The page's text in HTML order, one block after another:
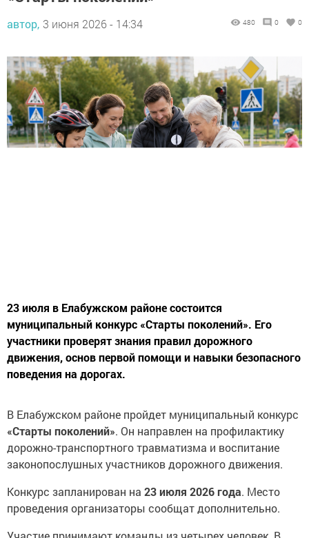
автор, 3 июня 2026 - 14:34 480 0 0
23 июля в Елабужском районе состоится
муниципальный конкурс «Старты поколений». Его
участники проверят знания правил дорожного
движения, основ первой помощи и навыки безопасного
поведения на дорогах.
В Елабужском районе пройдет муниципальный конкурс
«Старты поколений». Он направлен на профилактику
дорожно-транспортного травматизма и воспитание
законопослушных участников дорожного движения.
Конкурс запланирован на 23 июля 2026 года. Место
проведения организаторы сообщат дополнительно.